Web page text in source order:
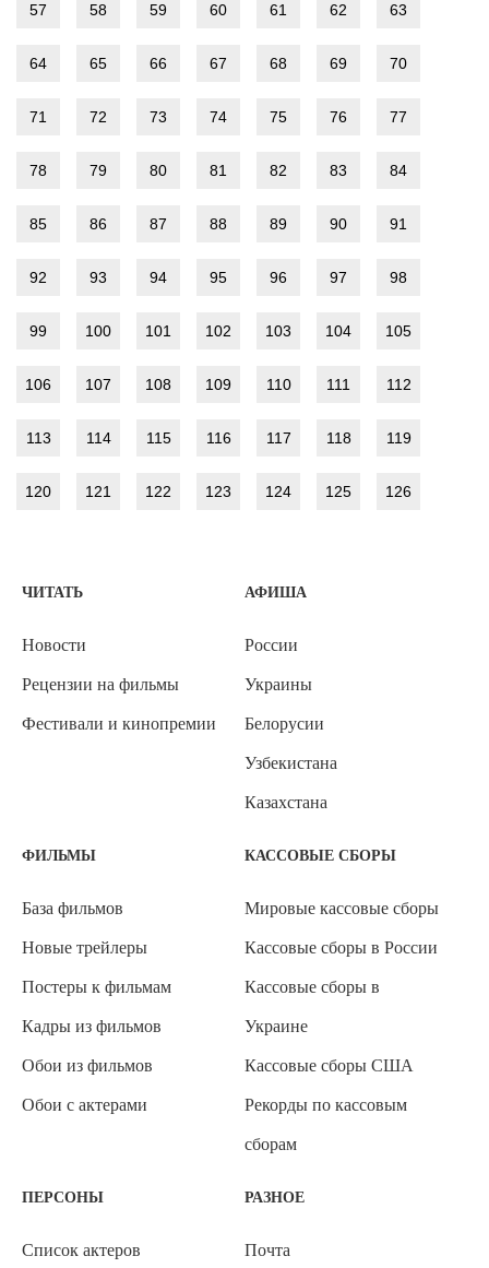
57 58 59 60 61 62 63
64 65 66 67 68 69 70
71 72 73 74 75 76 77
78 79 80 81 82 83 84
85 86 87 88 89 90 91
92 93 94 95 96 97 98
99 100 101 102 103 104 105
106 107 108 109 110 111 112
113 114 115 116 117 118 119
120 121 122 123 124 125 126
ЧИТАТЬ
Новости
Рецензии на фильмы
Фестивали и кинопремии
АФИША
России
Украины
Белорусии
Узбекистана
Казахстана
ФИЛЬМЫ
База фильмов
Новые трейлеры
Постеры к фильмам
Кадры из фильмов
Обои из фильмов
Обои с актерами
КАССОВЫЕ СБОРЫ
Мировые кассовые сборы
Кассовые сборы в России
Кассовые сборы в
Украине
Кассовые сборы США
Рекорды по кассовым
сборам
ПЕРСОНЫ
Список актеров
РАЗНОЕ
Почта